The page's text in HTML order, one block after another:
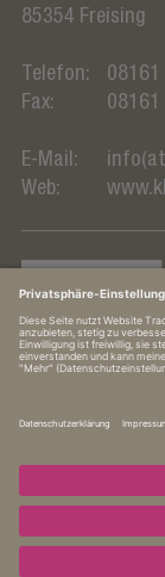
85354 Freising
Telefon:
Fax:
E-Mail:
Web:
In Kooperation mit
Impressum·